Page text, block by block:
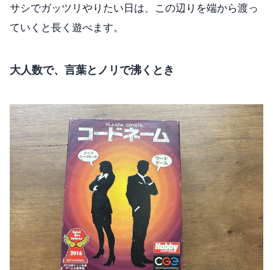
サシでガッツリやりたい日は、この辺りを端から渡っ
ていくと長く遊べます。
大人数で、言葉とノリで沸くとき